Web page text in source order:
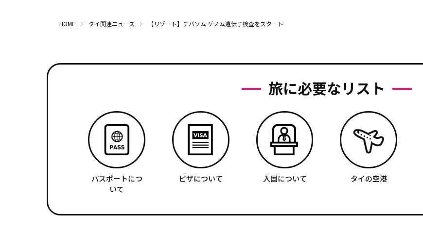
HOME タイ関連ニュース 【リゾート】チバソム ゲノム遺伝子検査をスタート
旅に必要なリスト
パスポートにつ
いて
ビザについて 入国について タイの空港